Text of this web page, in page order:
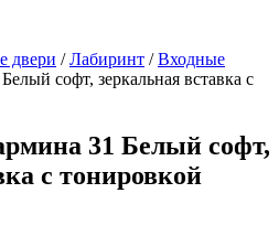
двери /Лабиринт /Входные
софт, зеркальная вставка с
31 Белый софт,
с тонировкой